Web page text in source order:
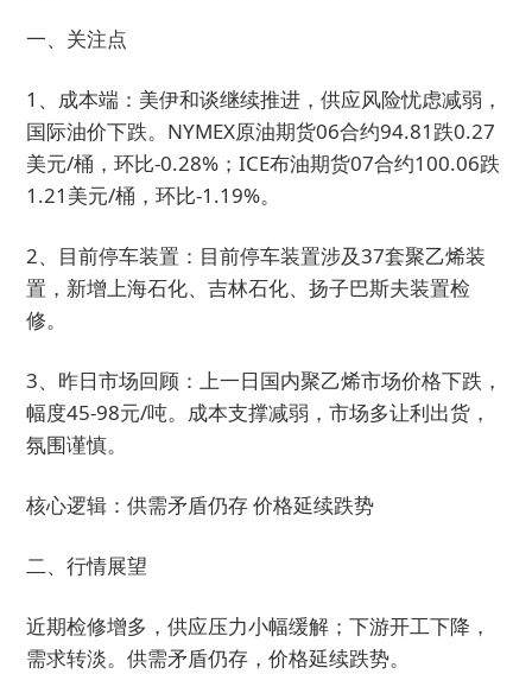
一、关注点
1、成本端：美伊和谈继续推进，供应风险忧虑减弱，
国际油价下跌。NYMEX原油期货06合约94.81跌0.27
美元/桶，环比-0.28%；ICE布油期货07合约100.06跌
1.21美元/桶，环比-1.19%。
2、目前停车装置：目前停车装置涉及37套聚乙烯装
置，新增上海石化、吉林石化、扬子巴斯夫装置检
修。
3、昨日市场回顾：上一日国内聚乙烯市场价格下跌，
幅度45-98元/吨。成本支撑减弱，市场多让利出货，
氛围谨慎。
核心逻辑：供需矛盾仍存 价格延续跌势
二、行情展望
近期检修增多，供应压力小幅缓解；下游开工下降，
需求转淡。供需矛盾仍存，价格延续跌势。